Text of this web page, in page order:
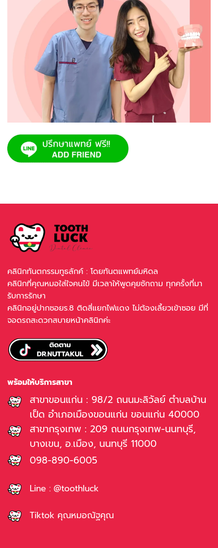
คลินิกทันตกรรมทูธลักค์ : โดยทันตแพทย์มหิดล
คลินิกที่คุณหมอใส่ใจคนไข้ มีเวลาให้พูดคุยซักถาม ทุกครั้งที่มา
รับการรักษา
คลินิกอยู่ปากซอยร.8 ติดสี่แยกไฟแดง ไม่ต้องเลี้ยวเข้าซอย มีที่
จอดรถสะดวกสบายหน้าคลินิกค่ะ
พร้อมให้บริการสาขา
สาขาขอนแก่น : 98/2 ถนนมะลิวัลย์ ตำบลบ้าน
เป็ด อำเภอเมืองขอนแก่น ขอนแก่น 40000
สาขากรุงเทพ : 209 ถนนกรุงเทพ-นนทบุรี,
บางเขน, อ.เมือง, นนทบุรี 11000
098-890-6005
Line : @toothluck
Tiktok คุณหมอณัฐคุณ